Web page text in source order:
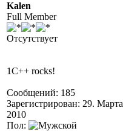
Kalen
Full Member
Отсутствует
1C++ rocks!
Сообщений: 185
Зарегистрирован: 29. Марта
2010
Пол: